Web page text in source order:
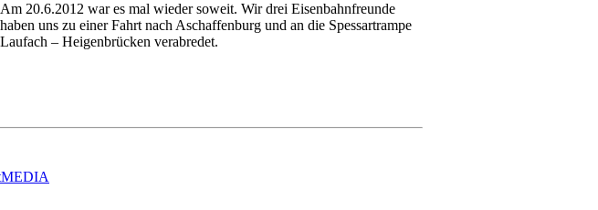
Am 20.6.2012 war es mal wieder soweit. Wir drei Eisenbahnfreunde
haben uns zu einer Fahrt nach Aschaffenburg und an die Spessartrampe
Laufach – Heigenbrücken verabredet.